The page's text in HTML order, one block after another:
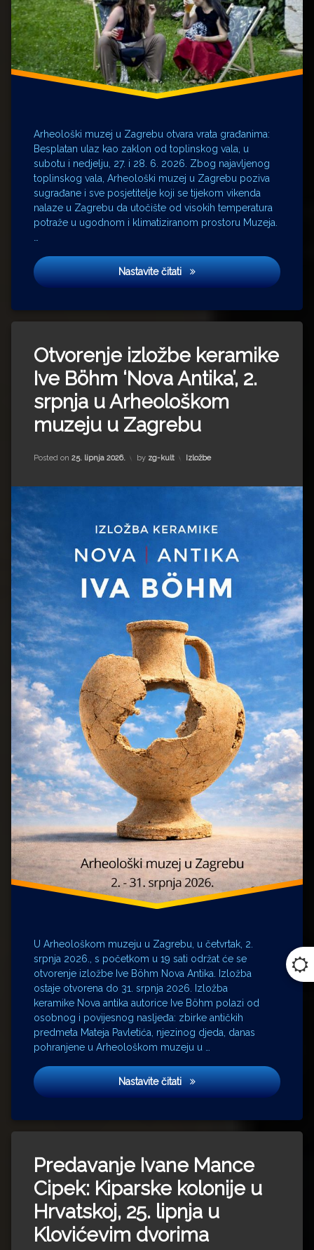
Arheološki muzej u Zagrebu otvara vrata građanima:
Besplatan ulaz kao zaklon od toplinskog vala, u
subotu i nedjelju, 27. i 28. 6. 2026. Zbog najavljenog
toplinskog vala, Arheološki muzej u Zagrebu poziva
sugrađane i sve posjetitelje koji se tijekom vikenda
nalaze u Zagrebu da utočište od visokih temperatura
potraže u ugodnom i klimatiziranom prostoru Muzeja.
…
Nastavite čitatiBesplatan ulaz kao zaklon
Otvorenje izložbe keramike
Ive Böhm ‘Nova Antika’, 2.
srpnja u Arheološkom
muzeju u Zagrebu
Posted on 25. lipnja 2026.
Updated on 25. lipnja 2026.
by zg-kult Kategorije:
Izložbe
U Arheološkom muzeju u Zagrebu, u četvrtak, 2.
srpnja 2026., s početkom u 19 sati održat će se
otvorenje izložbe Ive Böhm Nova Antika. Izložba
ostaje otvorena do 31. srpnja 2026. Izložba
keramike Nova antika autorice Ive Böhm polazi od
osobnog i povijesnog nasljeđa: zbirke antičkih
predmeta Mateja Pavletića, njezinog djeda, danas
pohranjene u Arheološkom muzeju u …
Nastavite čitatiOtvorenje izložbe keramike
Predavanje Ivane Mance
Cipek: Kiparske kolonije u
Hrvatskoj, 25. lipnja u
Klovićevim dvorima